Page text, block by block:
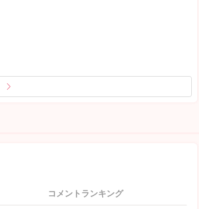
コメントランキング